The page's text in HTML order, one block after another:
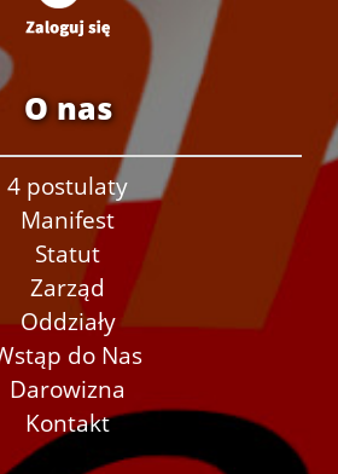
O nas
4 postulaty
Manifest
Statut
Zarząd
Oddziały
do Nas
Darowizna
Kontakt